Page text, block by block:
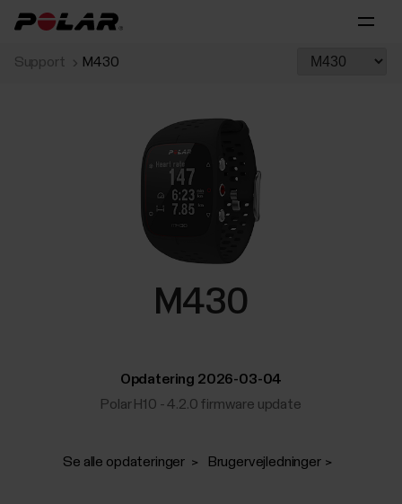
Support M430
M430
Opdatering 2026-03-04
Polar H10 - 4.2.0 firmware update
Se alle opdateringer Brugervejledninger